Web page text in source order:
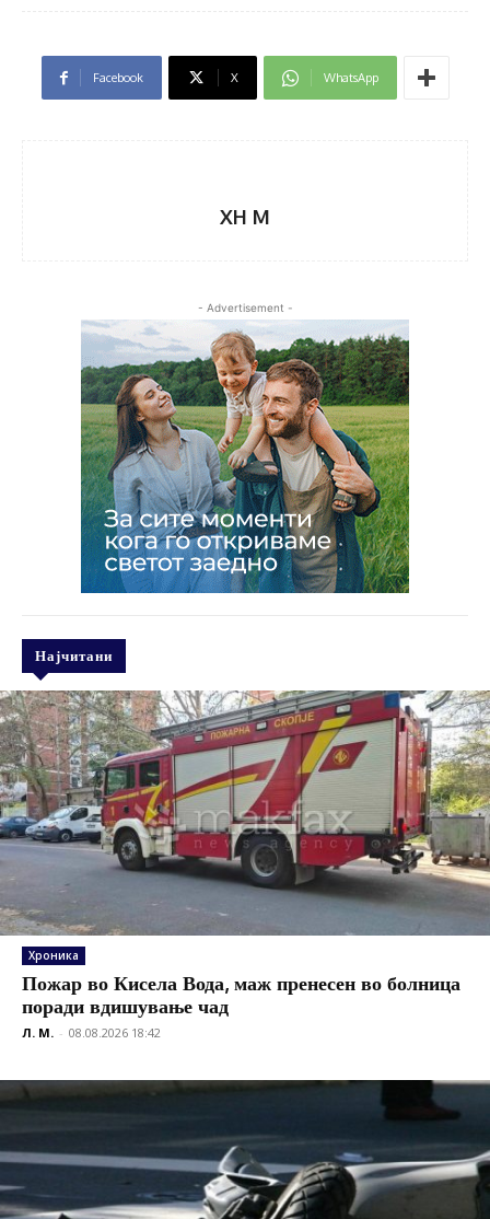
Facebook X WhatsApp
XH M
- Advertisement -
Најчитани
Хроника
Пожар во Кисела Вода, маж пренесен во болница
поради вдишување чад
Л. М. - 08.08.2026 18:42